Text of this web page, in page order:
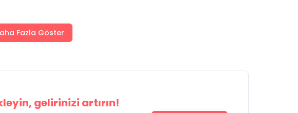
Fazla Göster
gelirinizi artırın!